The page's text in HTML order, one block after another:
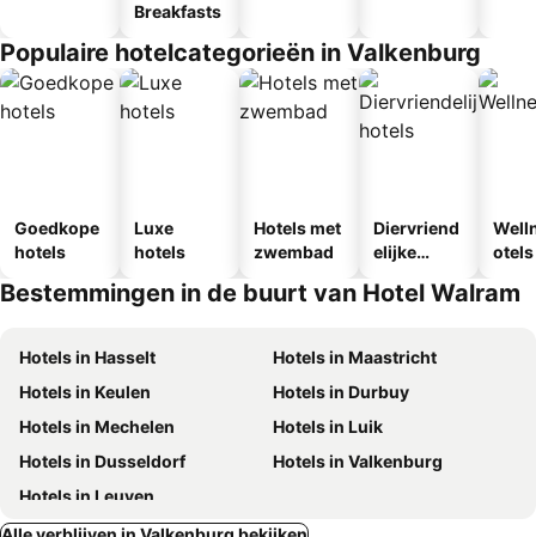
Breakfasts
Populaire hotelcategorieën in Valkenburg
Goedkope
hotels
Luxe
hotels
Hotels met
zwembad
Diervriend
elijke
otels
Bestemmingen in de buurt van Hotel Walram
Hotels in Hasselt
Hotels in Maastricht
Hotels in Keulen
Hotels in Durbuy
Hotels in Mechelen
Hotels in Luik
Hotels in Dusseldorf
Hotels in Valkenburg
Hotels in Leuven